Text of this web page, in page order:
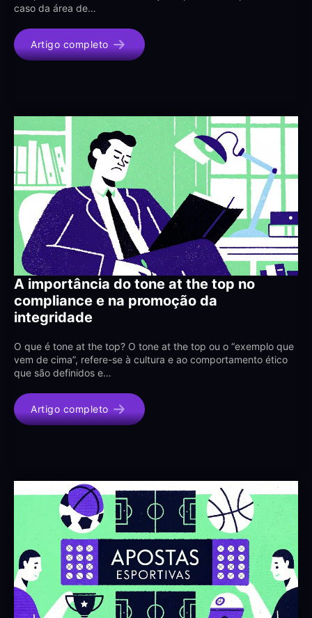
caso da área de…
Artigo completo
A importância do tone at the top no
compliance e na promoção da
integridade
O que é tone at the top? O tone at the top ou o “exemplo que
vem de cima”, refere-se à cultura e ao comportamento ético
que são definidos e…
Artigo completo